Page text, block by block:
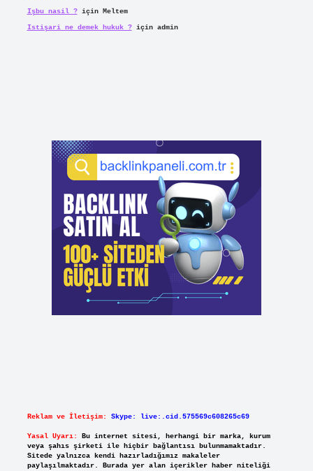
Işbu nasil ?için Meltem
Istişari ne demek hukuk ?için admin
Reklam ve İletişim: Skype: live:.cid.575569c608265c69
Yasal Uyarı:
Bu internet sitesi, herhangi bir marka, kurum
veya şahıs şirketi ile hiçbir bağlantısı bulunmamaktadır.
Sitede yalnızca kendi hazırladığımız makaleler
paylaşılmaktadır. Burada yer alan içerikler haber niteliği